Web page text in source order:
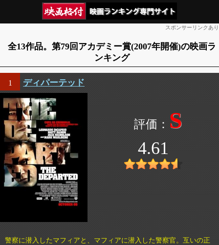
スポンサーリンクあり
全13作品。第79回アカデミー賞(2007年開催)の映画ラ
ンキング
1 ディパーテッド
S
4.61
警察に潜入したマフィアと、マフィアに潜入した警察官。互いの正